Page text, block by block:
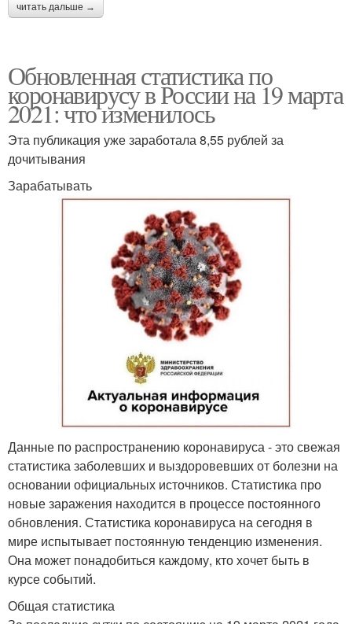
читать дальше →
Обновленная статистика по
коронавирусу в России на 19 марта
2021: что изменилось
Эта публикация уже заработала 8,55 рублей за
дочитывания
Зарабатывать
Данные по распространению коронавируса - это свежая
статистика заболевших и выздоровевших от болезни на
основании официальных источников. Статистика про
новые заражения находится в процессе постоянного
обновления. Статистика коронавируса на сегодня в
мире испытывает постоянную тенденцию изменения.
Она может понадобиться каждому, кто хочет быть в
курсе событий.
Общая статистика